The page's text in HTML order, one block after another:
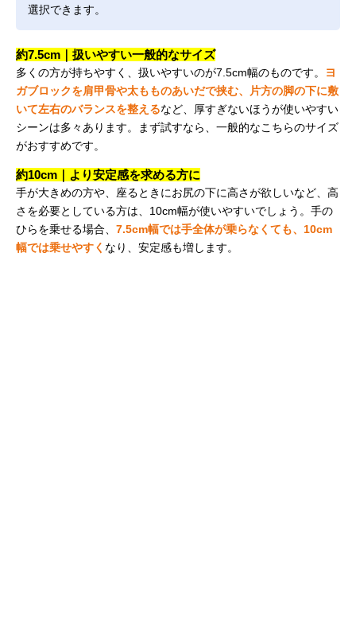
選択できます。
約7.5cm｜扱いやすい一般的なサイズ
多くの方が持ちやすく、扱いやすいのが7.5cm幅のものです。
ヨ
ガブロックを肩甲骨や太もものあいだで挟む、片方の脚の下に敷
いて左右のバランスを整えるなど、厚すぎないほうが使いやすい
シーンは多々あります。まず試すなら、一般的なこちらのサイズ
がおすすめです。
約10cm｜より安定感を求める方に
手が大きめの方や、座るときにお尻の下に高さが欲しいなど、高
さを必要としている方は、10cm幅が使いやすいでしょう。手の
ひらを乗せる場合、 7.5cm幅では手全体が乗らなくても、10cm
幅では乗せやすく なり、安定感も増します。